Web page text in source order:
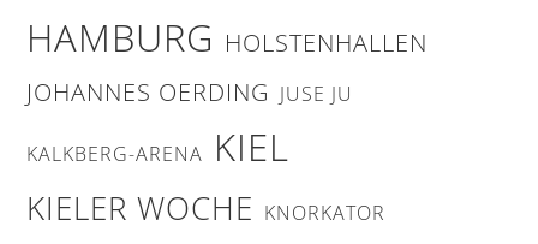
HAMBURG HOLSTENHALLEN
JOHANNES OERDING JUSE JU
KALKBERG-ARENA KIEL
KIELER WOCHE KNORKATOR